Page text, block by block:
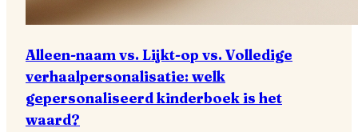
Alleen-naam vs. Lijkt-op vs. Volledige
verhaalpersonalisatie: welk
gepersonaliseerd kinderboek is het
waard?